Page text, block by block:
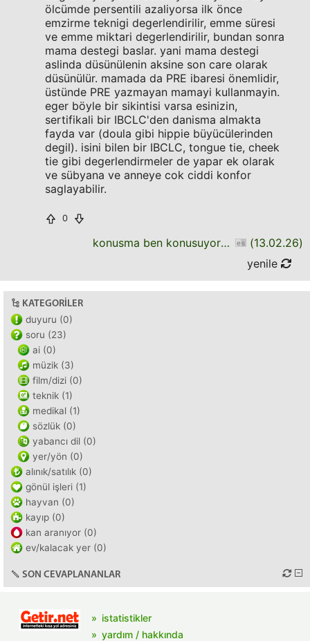
ölcümde persentili azaliyorsa ilk önce
emzirme teknigi degerlendirilir, emme süresi
ve emme miktari degerlendirilir, bundan sonra
mama destegi baslar. yani mama destegi
aslinda düsünülenin aksine son care olarak
düsünülür. mamada da PRE ibaresi önemlidir,
üstünde PRE yazmayan mamayi kullanmayin.
eger böyle bir sikintisi varsa esinizin,
sertifikali bir IBCLC'den danisma almakta
fayda var (doula gibi hippie büyücülerinden
degil). isini bilen bir IBCLC, tongue tie, cheek
tie gibi degerlendirmeler de yapar ek olarak
ve sübyana ve anneye cok ciddi konfor
saglayabilir.
0
konusma ben konusuyorum daha bitirmedim (13.02.26)
yenile
KATEGORILER
duyuru (0)
soru (23)
ai (0)
müzik (3)
film/dizi (0)
teknik (1)
medikal (1)
sözlük (0)
yabancı dil (0)
yer/yön (0)
alınık/satılık (0)
gönül işleri (1)
hayvan (0)
kayıp (0)
kan aranıyor (0)
ev/kalacak yer (0)
SON CEVAPLANANLAR
istatistikler
yardım / hakkında